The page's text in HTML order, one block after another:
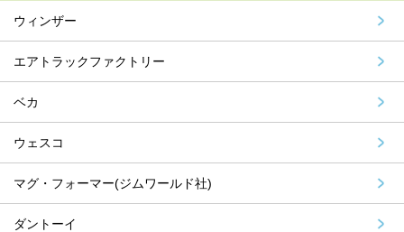
ウィンザー
エアトラックファクトリー
ベカ
ウェスコ
マグ・フォーマー(ジムワールド社)
ダントーイ